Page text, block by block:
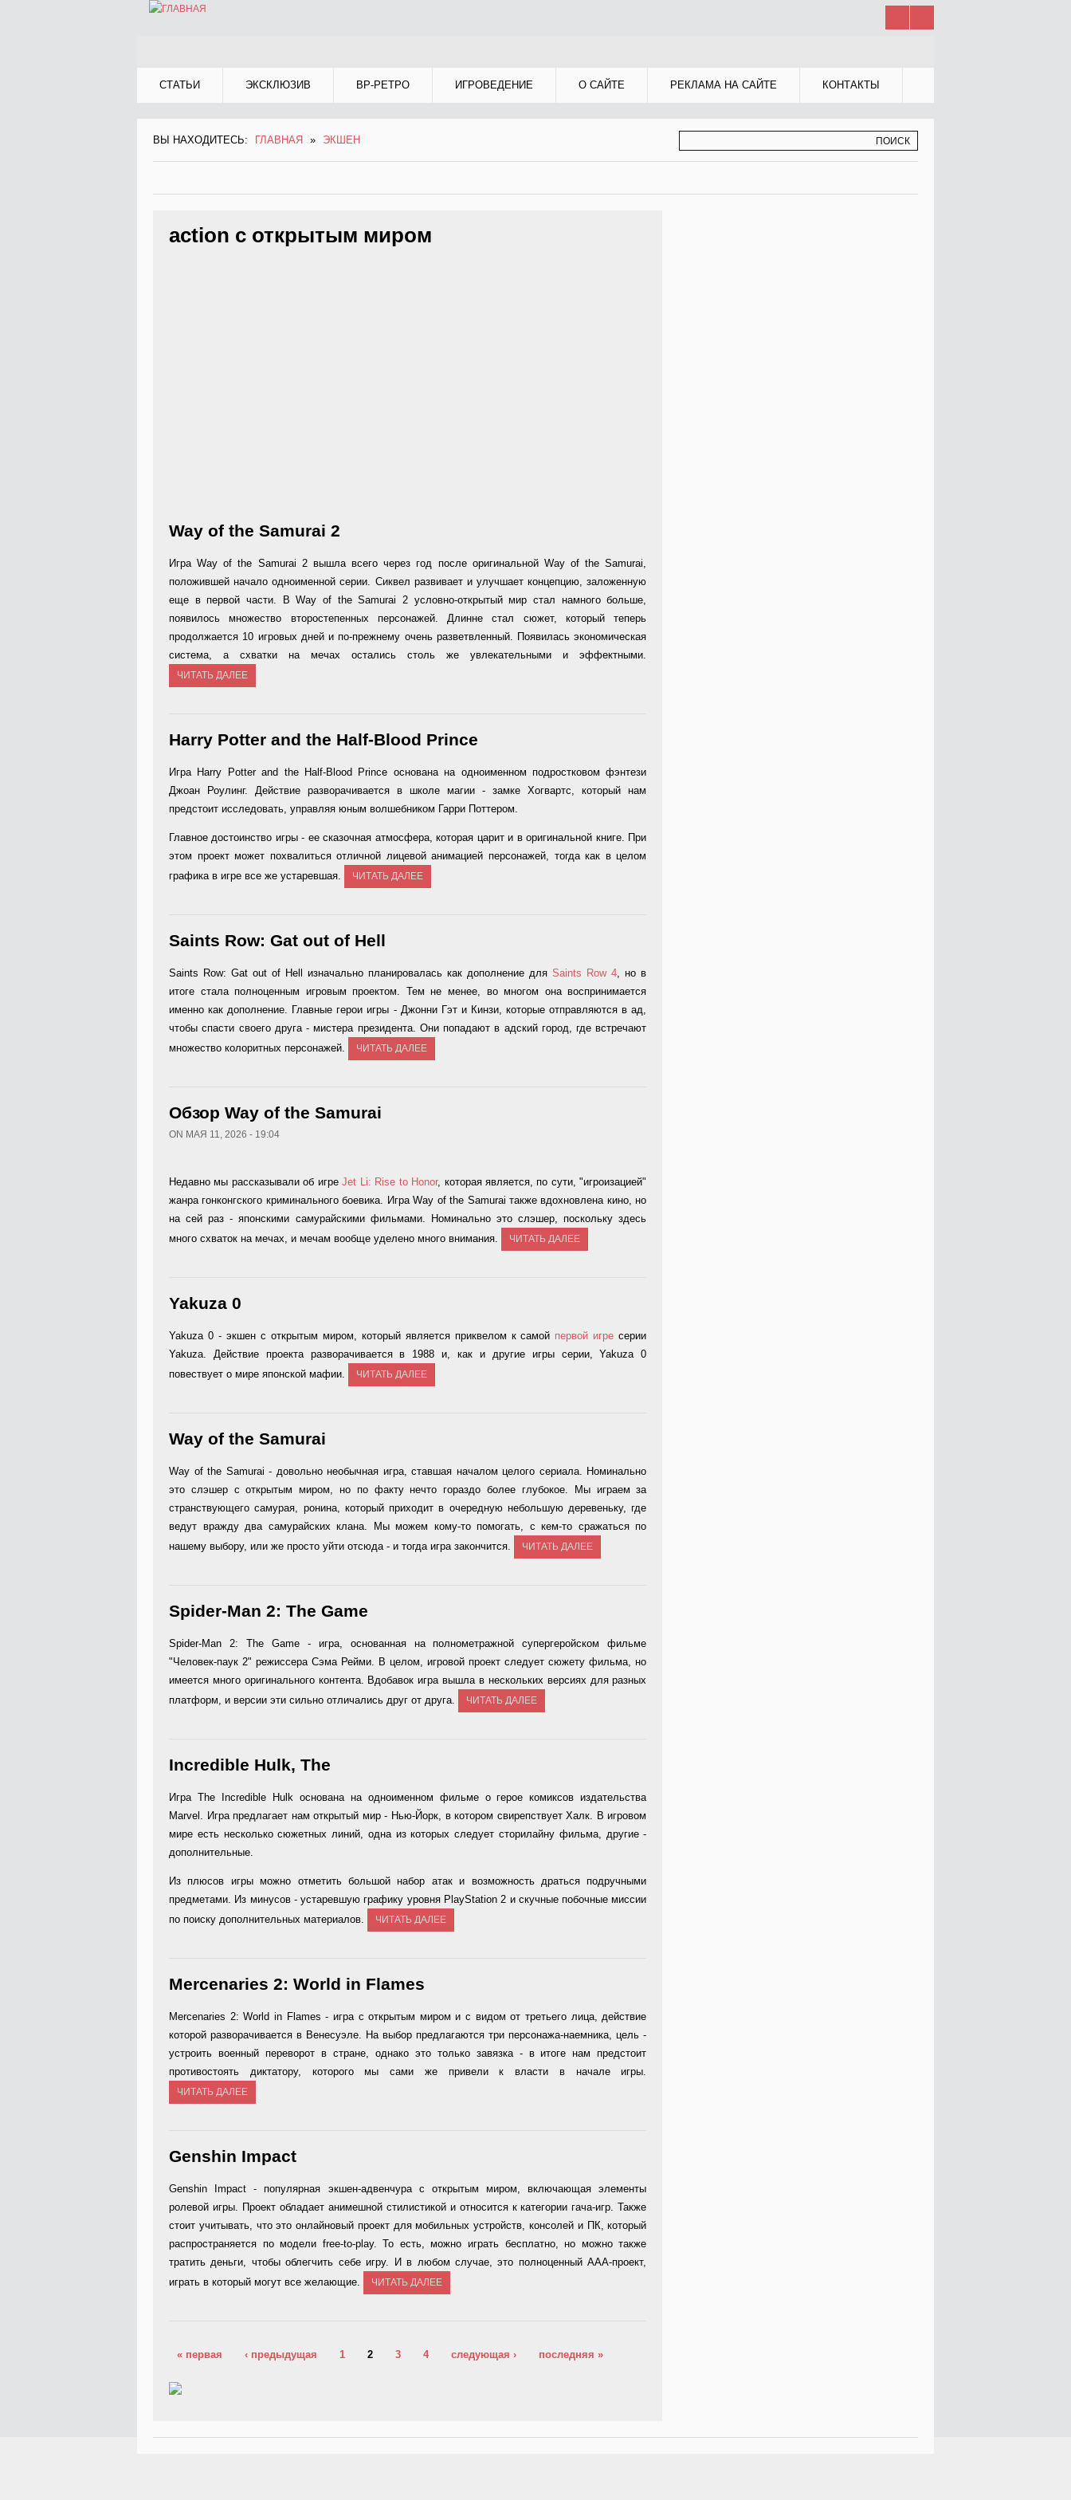
СТАТЬИ ЭКСКЛЮЗИВ ВР-РЕТРО ИГРОВЕДЕНИЕ О САЙТЕ РЕКЛАМА НА САЙТЕ КОНТАКТЫ
ВЫ НАХОДИТЕСЬ:
ВЫ НАХОДИТЕСЬ
ГЛАВНАЯ » ЭКШЕН
action с открытым миром
Way of the Samurai 2
Игра Way of the Samurai 2 вышла всего через год после оригинальной Way of the Samurai,
положившей начало одноименной серии. Сиквел развивает и улучшает концепцию, заложенную
еще в первой части. В Way of the Samurai 2 условно-открытый мир стал намного больше,
появилось множество второстепенных персонажей. Длинне стал сюжет, который теперь
продолжается 10 игровых дней и по-прежнему очень разветвленный. Появилась экономическая
система, а схватки на мечах остались столь же увлекательными и эффектными.
ЧИТАТЬ ДАЛЕЕ
Harry Potter and the Half-Blood Prince
Игра Harry Potter and the Half-Blood Prince основана на одноименном подростковом фэнтези
Джоан Роулинг. Действие разворачивается в школе магии - замке Хогвартс, который нам
предстоит исследовать, управляя юным волшебником Гарри Поттером.
Главное достоинство игры - ее сказочная атмосфера, которая царит и в оригинальной книге. При
этом проект может похвалиться отличной лицевой анимацией персонажей, тогда как в целом
графика в игре все же устаревшая.
ЧИТАТЬ ДАЛЕЕ
Saints Row: Gat out of Hell
Saints Row: Gat out of Hell изначально планировалась как дополнение дляSaints Row 4, но в
итоге стала полноценным игровым проектом. Тем не менее, во многом она воспринимается
именно как дополнение. Главные герои игры - Джонни Гэт и Кинзи, которые отправляются в ад,
чтобы спасти своего друга - мистера президента. Они попадают в адский город, где встречают
множество колоритных персонажей.
ЧИТАТЬ ДАЛЕЕ
Обзор Way of the Samurai
ON МАЯ 11, 2026 - 19:04
Недавно мы рассказывали об игреJet Li: Rise to Honor, которая является, по сути, "игроизацией"
жанра гонконгского криминального боевика. Игра Way of the Samurai также вдохновлена кино, но
на сей раз - японскими самурайскими фильмами. Номинально это слэшер, поскольку здесь
много схваток на мечах, и мечам вообще уделено много внимания.
ЧИТАТЬ ДАЛЕЕ
Yakuza 0
Yakuza 0 - экшен с открытым миром, который является приквелом к самой первой игре серии
Yakuza. Действие проекта разворачивается в 1988 и, как и другие игры серии, Yakuza 0
повествует о мире японской мафии.
ЧИТАТЬ ДАЛЕЕ
Way of the Samurai
Way of the Samurai - довольно необычная игра, ставшая началом целого сериала. Номинально
это слэшер с открытым миром, но по факту нечто гораздо более глубокое. Мы играем за
странствующего самурая, ронина, который приходит в очередную небольшую деревеньку, где
ведут вражду два самурайских клана. Мы можем кому-то помогать, с кем-то сражаться по
нашему выбору, или же просто уйти отсюда - и тогда игра закончится.
ЧИТАТЬ ДАЛЕЕ
Spider-Man 2: The Game
Spider-Man 2: The Game - игра, основанная на полнометражной супергеройском фильме
"Человек-паук 2" режиссера Сэма Рейми. В целом, игровой проект следует сюжету фильма, но
имеется много оригинального контента. Вдобавок игра вышла в нескольких версиях для разных
платформ, и версии эти сильно отличались друг от друга.
ЧИТАТЬ ДАЛЕЕ
Incredible Hulk, The
Игра The Incredible Hulk основана на одноименном фильме о герое комиксов издательства
Marvel. Игра предлагает нам открытый мир - Нью-Йорк, в котором свирепствует Халк. В игровом
мире есть несколько сюжетных линий, одна из которых следует сторилайну фильма, другие -
дополнительные.
Из плюсов игры можно отметить большой набор атак и возможность драться подручными
предметами. Из минусов - устаревшую графику уровня PlayStation 2 и скучные побочные миссии
по поиску дополнительных материалов.
ЧИТАТЬ ДАЛЕЕ
Mercenaries 2: World in Flames
Mercenaries 2: World in Flames - игра с открытым миром и с видом от третьего лица, действие
которой разворачивается в Венесуэле. На выбор предлагаются три персонажа-наемника, цель -
устроить военный переворот в стране, однако это только завязка - в итоге нам предстоит
противостоять диктатору, которого мы сами же привели к власти в начале игры.
ЧИТАТЬ ДАЛЕЕ
Genshin Impact
Genshin Impact - популярная экшен-адвенчура с открытым миром, включающая элементы
ролевой игры. Проект обладает анимешной стилистикой и относится к категории гача-игр. Также
стоит учитывать, что это онлайновый проект для мобильных устройств, консолей и ПК, который
распространяется по модели free-to-play. То есть, можно играть бесплатно, но можно также
тратить деньги, чтобы облегчить себе игру. И в любом случае, это полноценный ААА-проект,
играть в который могут все желающие.
ЧИТАТЬ ДАЛЕЕ
« первая ‹ предыдущая 1 2 3 4 следующая › последняя »